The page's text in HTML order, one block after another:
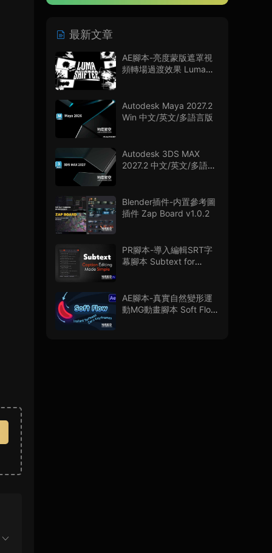
最新文章
AE腳本-亮度蒙版遮罩視
頻轉場過渡效果 Luma
Autodesk Maya 2027.2
Win 中文/英文/多語言版
Autodesk 3DS MAX
2027.2 中文/英文/多語言
Blender插件-内置參考圖
插件 Zap Board v1.0.2
PR腳本-導入編輯SRT字
幕腳本 Subtext for
AE腳本-真實自然變形運
動MG動畫腳本 Soft Flow